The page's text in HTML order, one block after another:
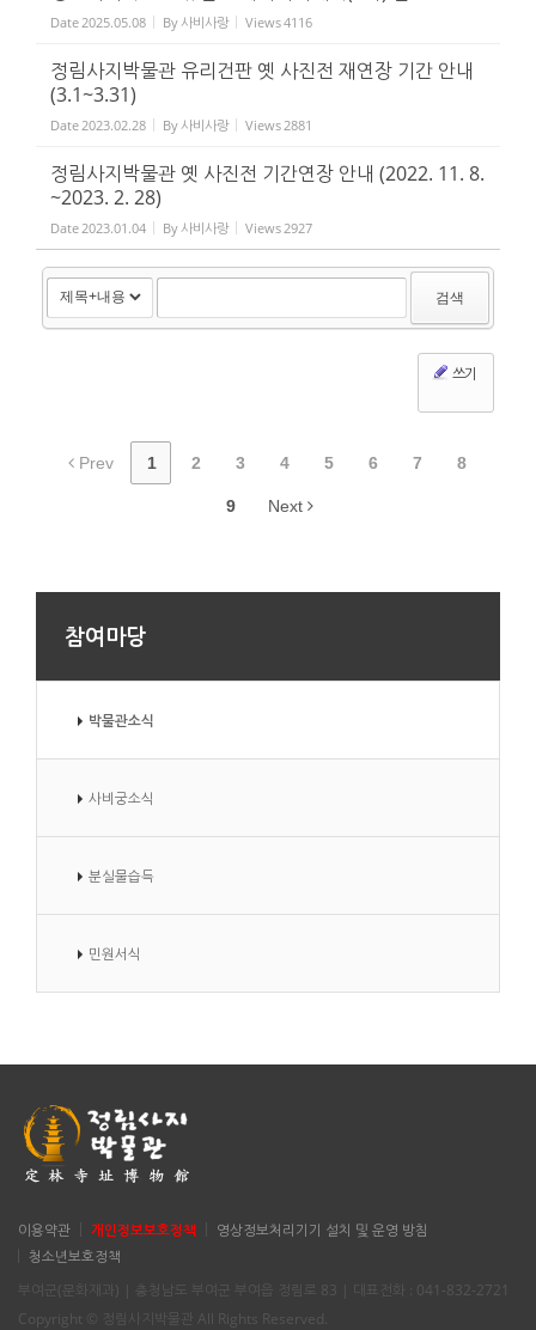
Date2025.05.08 By사비사랑 Views4116
정림사지박물관 유리건판 옛 사진전 재연장 기간 안내
(3.1~3.31)
Date2023.02.28 By사비사랑 Views2881
정림사지박물관 옛 사진전 기간연장 안내 (2022. 11. 8.
~2023. 2. 28)
Date2023.01.04 By사비사랑 Views2927
검색
쓰기
Prev 1 2 3 4 5 6 7 8
9 Next
참여마당
박물관소식
사비궁소식
분실물습득
민원서식
이용약관 개인정보보호정책
영상정보처리기기 설치 및 운영 방침
청소년보호정책
부여군(문화재과) | 충청남도 부여군 부여읍 정림로 83 | 대표전화 : 041-832-2721
Copyright © 정림사지박물관 All Rights Reserved.